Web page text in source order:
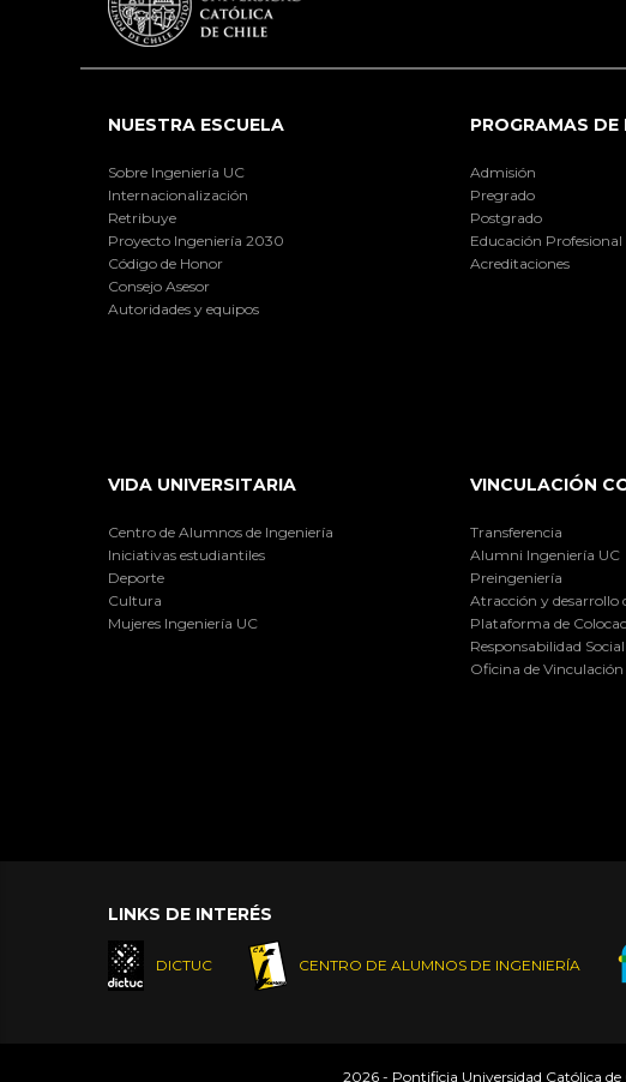
NUESTRA ESCUELA
Sobre Ingeniería UC
Internacionalización
Retribuye
Proyecto Ingeniería 2030
Código de Honor
Consejo Asesor
Autoridades y equipos
PROGRAMAS DE
Admisión
Pregrado
Postgrado
Educación Profesional
Acreditaciones
VIDA UNIVERSITARIA
Centro de Alumnos de Ingeniería
Iniciativas estudiantiles
Deporte
Cultura
Mujeres Ingeniería UC
VINCULACIÓN
Transferencia
Alumni Ingeniería UC
Preingeniería
Atracción y desarrollo
Plataforma de
Responsabilidad Social
Oficina de
LINKS DE INTERÉS
DICTUC CENTRO DE ALUMNOS DE INGENIERÍA
2026 - Pontificia Universidad Católica